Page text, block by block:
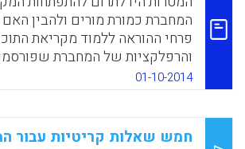
שלמדנו. זו הפעם הראשונה
מידע בזמן מנוחה "מקפיץ" יכולות
העתידית. מכאן, שרפלקציה לא
מה שכבר למדנו, אלא על
שעומדים להצטרף. רוצים ללמוד
הראש" על תכני השיעור הקודם
מתודיקה).
המחברת כמורת מורים ולהבין האם
פרחי ההוראה ללמוד מקריאת
והרפלקציות של המחברת
דרך היומן הפתוח שלה (Helleve, Ingrid, 2014).
WhatsApp
Facebook
Email
X
01-10-2014
חמש שאלות קריטיות עבור